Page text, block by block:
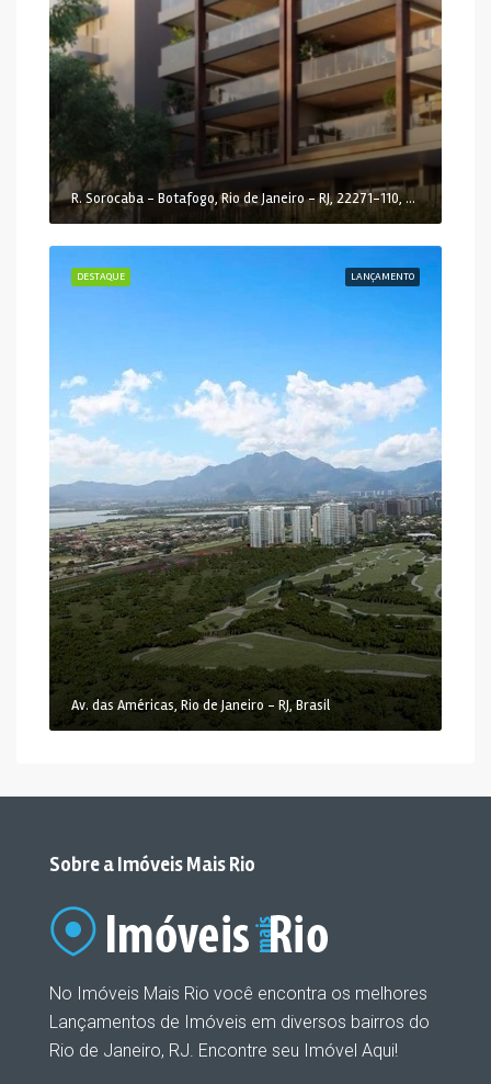
R. Sorocaba - Botafogo, Rio de Janeiro - RJ, 22271-110, Brasil
LANÇAMENTO
DESTAQUE
Av. das Américas, Rio de Janeiro - RJ, Brasil
Sobre a Imóveis Mais Rio
No Imóveis Mais Rio você encontra os melhores
Lançamentos de Imóveis em diversos bairros do
Rio de Janeiro, RJ. Encontre seu Imóvel Aqui!